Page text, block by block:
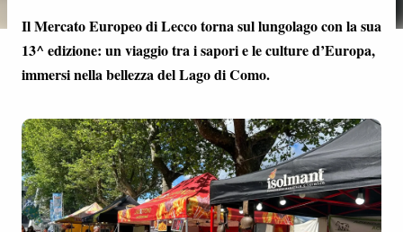
Il Mercato Europeo di Lecco torna sul lungolago con la sua
13^ edizione: un viaggio tra i sapori e le culture d’Europa,
immersi nella bellezza del Lago di Como.